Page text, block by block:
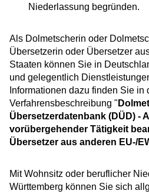
Niederlassung begründen.
Als Dolmetscherin oder
Übersetzerin oder Übersetzer
Staaten können Sie in
und gelegentlich
Informationen dazu finden Sie in
Verfahrensbeschreibung "
Übersetzerdatenbank (DÜD) -
vorübergehender Tätigkeit
Übersetzer aus anderen EU-/
Mit Wohnsitz oder beruflicher
Württemberg können Sie sich